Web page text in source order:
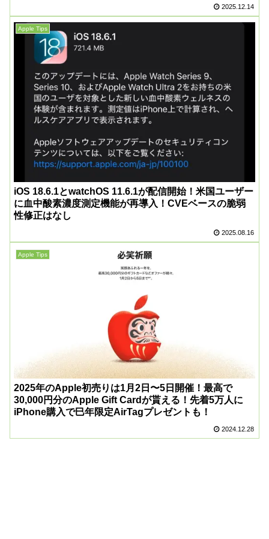
2025.12.14
Apple Tips
iOS 18.6.1とwatchOS 11.6.1が配信開始！米国ユーザー
に血中酸素濃度測定機能が再導入！CVEベースの脆弱
性修正はなし
2025.08.16
Apple Tips
2025年のApple初売りは1月2日〜5日開催！最高で
30,000円分のApple Gift Cardが貰える！先着5万人に
iPhone購入で巳年限定AirTagプレゼントも！
2024.12.28